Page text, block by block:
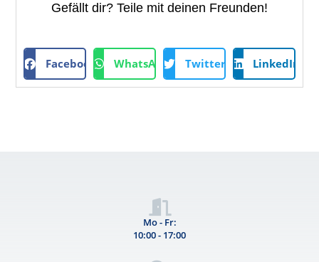
Gefällt dir? Teile mit deinen Freunden!
Facebook WhatsApp Twitter LinkedIn
Mo - Fr:
10:00 - 17:00